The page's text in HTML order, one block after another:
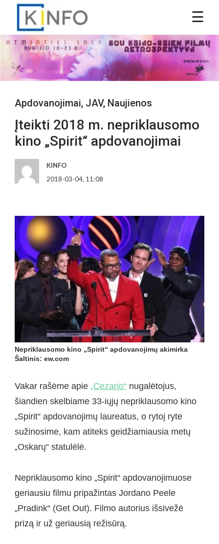
Apdovanojimai, JAV, Naujienos
Įteikti 2018 m. nepriklausomo
kino „Spirit“ apdovanojimai
KINFO
2018-03-04, 11:08
Nepriklausomo kino „Spirit“ apdovanojimų akimirka
Šaltinis: ew.com
Vakar rašėme apie „Cezario“ nugalėtojus,
šiandien skelbiame 33-iųjų nepriklausomo kino
„Spirit“ apdovanojimų laureatus, o rytoj ryte
sužinosime, kam atiteks geidžiamiausia metų
„Oskarų“ statulėlė.
Nepriklausomo kino „Spirit“ apdovanojimuose
geriausiu filmu pripažintas Jordano Peele
„Pradink“ (Get Out). Filmo autorius išsivežė
prizą ir už geriausią režisūrą.